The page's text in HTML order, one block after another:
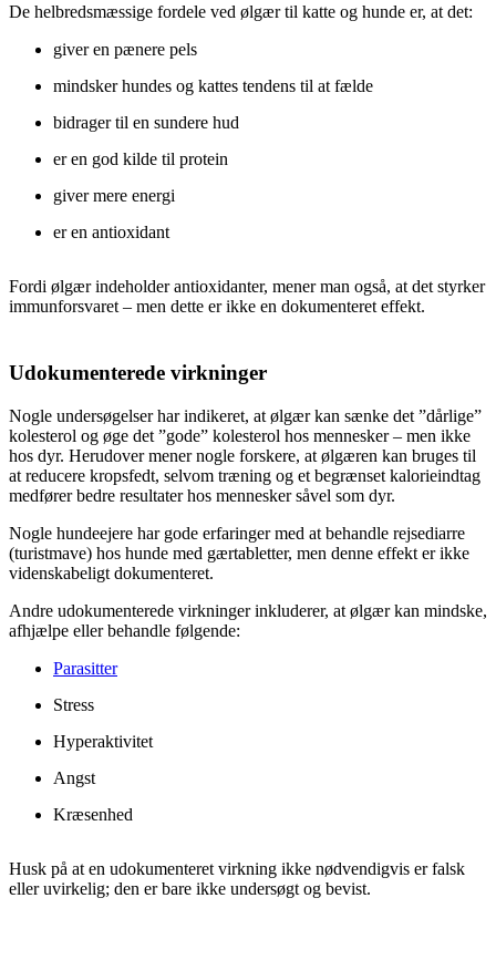
De helbredsmæssige fordele ved ølgær til katte og hunde er, at det:
giver en pænere pels
mindsker hundes og kattes tendens til at fælde
bidrager til en sundere hud
er en god kilde til protein
giver mere energi
er en antioxidant
Fordi ølgær indeholder antioxidanter, mener man også, at det styrker
immunforsvaret – men dette er ikke en dokumenteret effekt.
Udokumenterede virkninger
Nogle undersøgelser har indikeret, at ølgær kan sænke det ”dårlige”
kolesterol og øge det ”gode” kolesterol hos mennesker – men ikke
hos dyr. Herudover mener nogle forskere, at ølgæren kan bruges til
at reducere kropsfedt, selvom træning og et begrænset kalorieindtag
medfører bedre resultater hos mennesker såvel som dyr.
Nogle hundeejere har gode erfaringer med at behandle rejsediarre
(turistmave) hos hunde med gærtabletter, men denne effekt er ikke
videnskabeligt dokumenteret.
Andre udokumenterede virkninger inkluderer, at ølgær kan mindske,
afhjælpe eller behandle følgende:
Parasitter
Stress
Hyperaktivitet
Angst
Kræsenhed
Husk på at en udokumenteret virkning ikke nødvendigvis er falsk
eller uvirkelig; den er bare ikke undersøgt og bevist.